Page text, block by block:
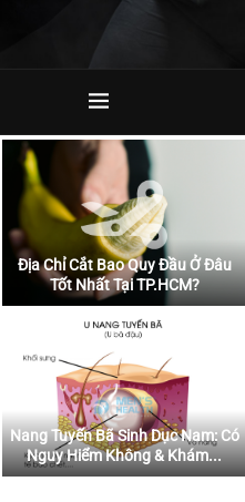
Địa Chỉ Cắt Bao Quy Đầu Ở Đâu
Tốt Nhất Tại TP.HCM?
Nang Tuyến Bã Sinh Dục Nam: Có
Nguy Hiểm Không & Khám...